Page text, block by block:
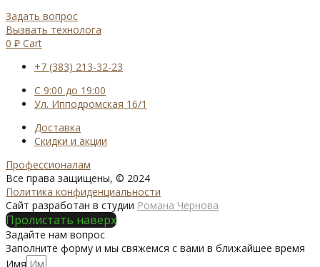
Задать вопрос
Вызвать технолога
0 ₽ Cart
+7 (383) 213-32-23
С 9:00 до 19:00
Ул. Ипподромская 16/1
Доставка
Скидки и акции
Профессионалам
Все права защищены, © 2024
Политика конфиденциальности
Сайт разработан в студии Романа Чернова
Пролистать наверх
Задайте нам вопрос
Заполните форму и мы свяжемся с вами в ближайшее время
Имя